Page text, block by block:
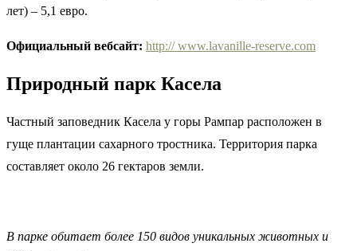
лет) – 5,1 евро.
Официальный вебсайт: http:// www.lavanille-reserve.com
Природный парк Касела
Частный заповедник Касела у горы Рампар расположен в
гуще плантации сахарного тростника. Территория парка
составляет около 26 гектаров земли.
В парке обитает более 150 видов уникальных животных и